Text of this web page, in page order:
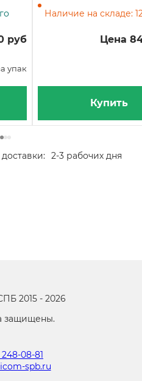
руб
упак
упаковке
Наличие на складе:
Цена
Купить
2-3 рабочих дня
2015 - 2026
защищены.
248-08-81
spb.ru